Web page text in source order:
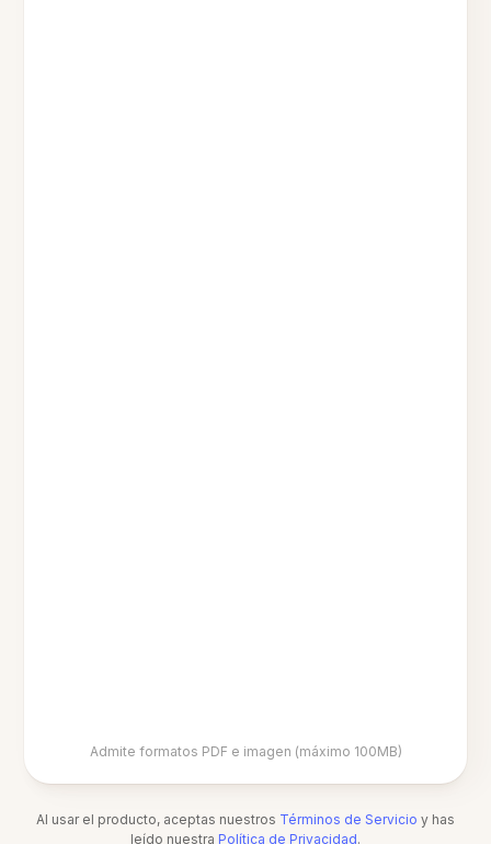
Admite formatos PDF e imagen (máximo 100MB)
Al usar el producto, aceptas nuestros Términos de Servicio y has
leído nuestra Política de Privacidad.